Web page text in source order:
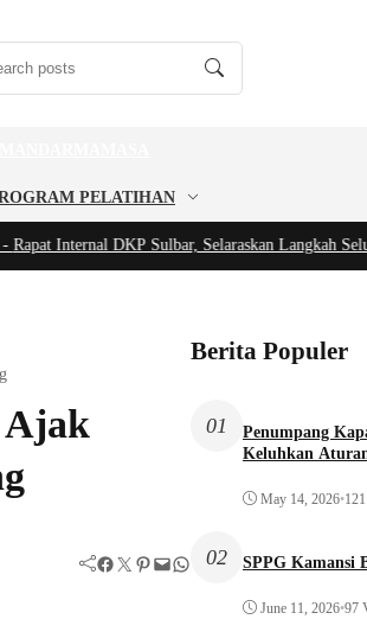
PELATIHAN
Internal DKP Sulbar, Selaraskan Langkah
Ajak
Facebook Twitter Pinterest Mail WhatsApp
Berita Populer
01
Penumpang
Keluhkan
May 14, 2026•
02 SPPG Kamansi
June 11, 2026•97